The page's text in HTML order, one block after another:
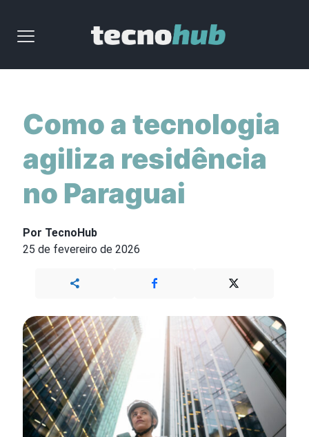
Como a tecnologia
agiliza residência
no Paraguai
Por TecnoHub
25 de fevereiro de 2026